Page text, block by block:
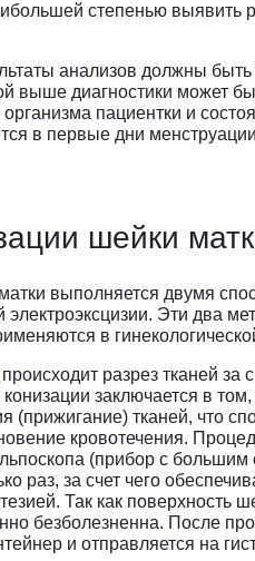
степенью
анализов должны
выше диагностики может
пациентки и
в первые дни
шейки
выполняется двумя
электроэксцизии. Эти два
в
разрез тканей за
заключается в
(прижигание) тканей, что
кровотечения.
(прибор с
раз, за счет чего
Так как поверхность
безболезненна. После
и отправляется на